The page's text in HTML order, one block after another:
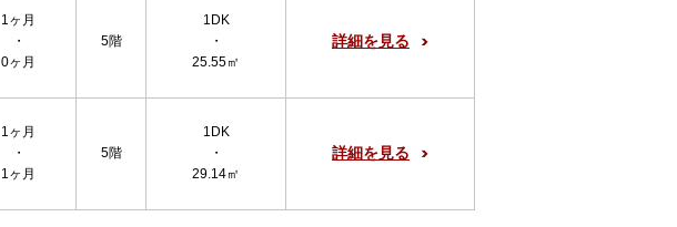
1ヶ月
・
0ヶ月
5階
1DK
・
25.55㎡
詳細を見る
1ヶ月
・
1ヶ月
5階
1DK
・
29.14㎡
詳細を見る